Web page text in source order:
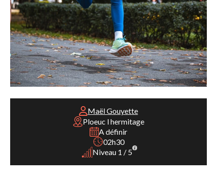
Maël Gouyette
Ploeuc l hermitage
A définir
02h30
Niveau 1 / 5